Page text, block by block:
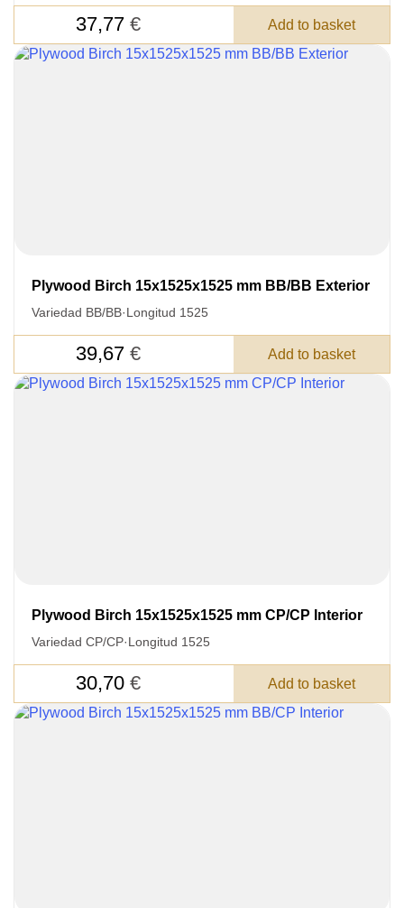
37,77 € Add to basket
Plywood Birch 15x1525x1525 mm BB/BB Exterior
Variedad BB/BB·Longitud 1525
39,67 € Add to basket
Plywood Birch 15x1525x1525 mm CP/CP Interior
Variedad CP/CP·Longitud 1525
30,70 € Add to basket
DETAILS FOR
FEEDBACK ON THE ORDER.
Después de enviar su solicitud, nos
pondremos en contacto con usted.